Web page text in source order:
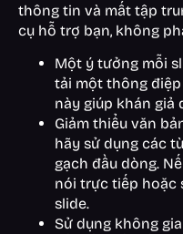
thông tin và mất tập
cụ hỗ trợ bạn, không
Một ý tưởng mỗi
tải một thông
này giúp khán giả
Giảm thiểu văn
hãy sử dụng các
gạch đầu dòng.
nói trực tiếp hoặc
slide.
Sử dụng không